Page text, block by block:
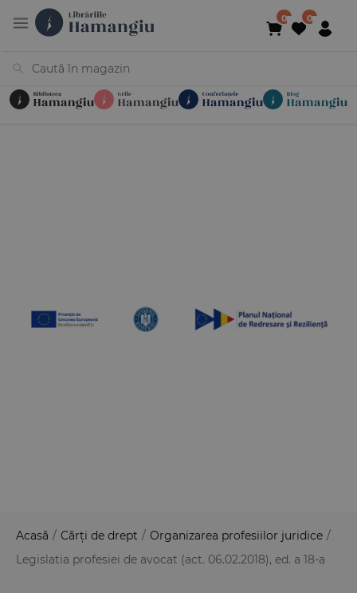
Acasă / Cărți de drept / Organizarea profesiilor juridice /
Legislatia profesiei de avocat (act. 06.02.2018), ed. a 18-a